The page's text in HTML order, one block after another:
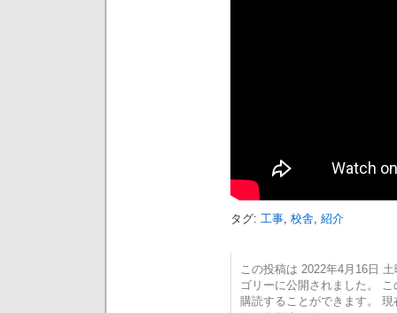
タグ: 工事, 校舎, 紹介
この投稿は 2022年4月16日
ゴリーに公開されました。
購読することができます。